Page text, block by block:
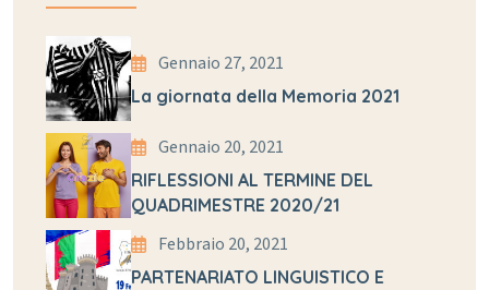
Gennaio 27, 2021
La giornata della Memoria 2021
Gennaio 20, 2021
RIFLESSIONI AL TERMINE DEL
QUADRIMESTRE 2020/21
Febbraio 20, 2021
PARTENARIATO LINGUISTICO E